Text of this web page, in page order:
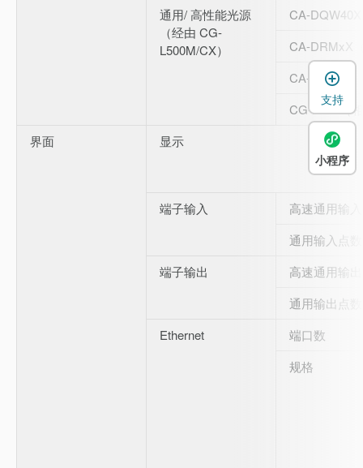
通用/ 高性能光源
（经由 CG-
L500M/CX）
CA-
CA-DRMxX
CA-DEx10X
CG-LC10（
界面
显示
端子输入
高速通用输
通用输入点数
端子输出
高速通用输
通用输出点数
Ethernet
端口数
规格
支持
小程序